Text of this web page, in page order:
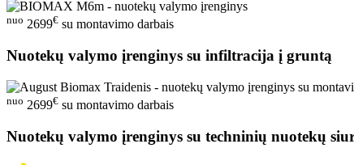
nuo 2699€ su montavimo darbais
Nuotekų valymo įrenginys su infiltracija į gruntą
nuo 2699€ su montavimo darbais
Nuotekų valymo įrenginys su techninių nuotekų